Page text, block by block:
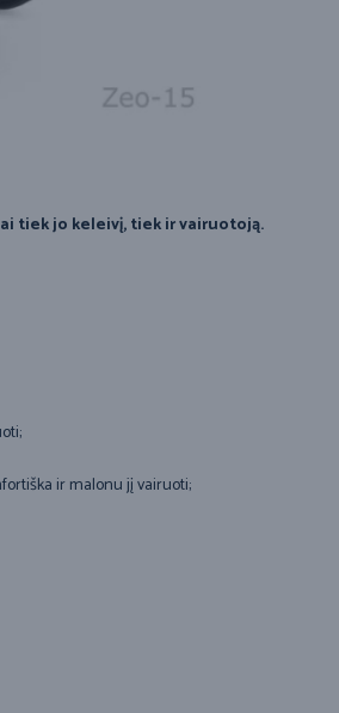
tiek jo keleivį, tiek ir vairuotoją.
ir malonu jį vairuoti;